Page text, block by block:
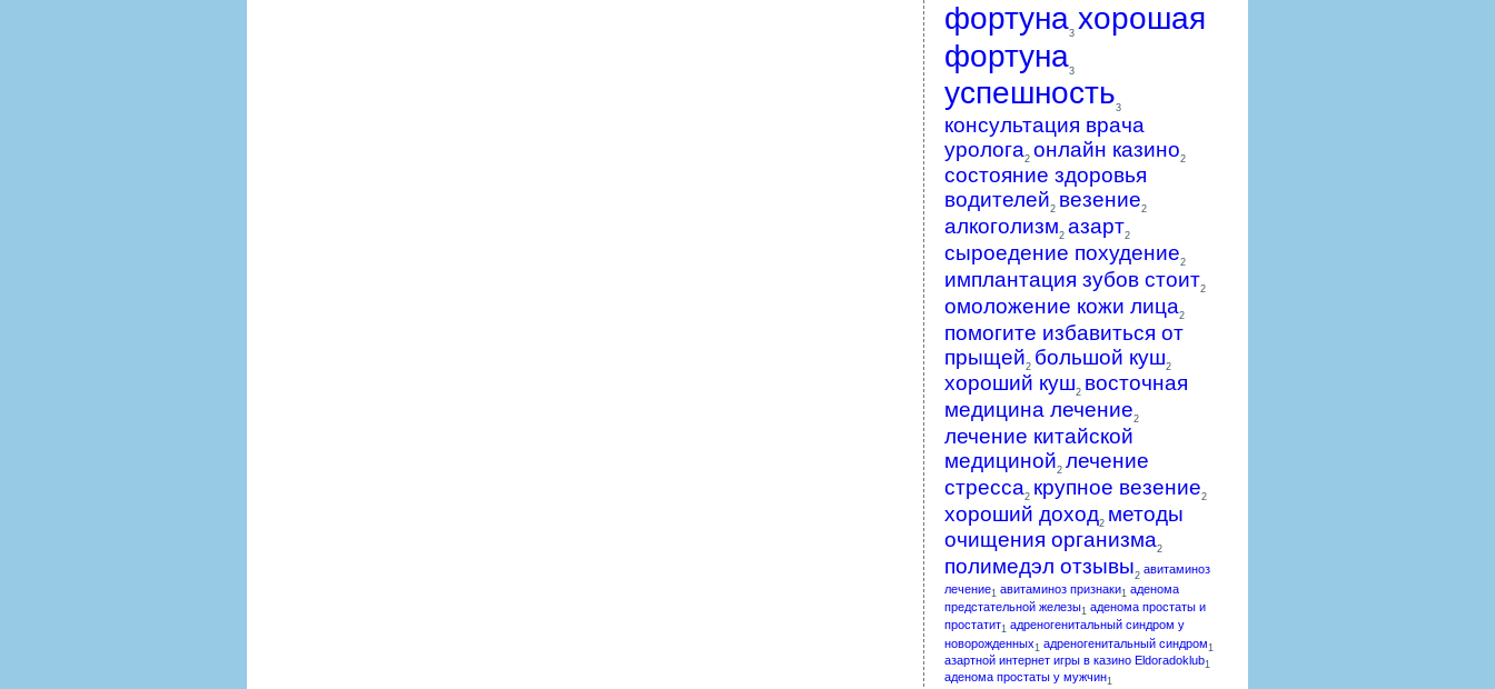
фортуна3 хорошая
фортуна3
успешность3
консультация врача
уролога2 онлайн казино2
состояние здоровья
водителей2 везение2
алкоголизм2 азарт2
сыроедение похудение2
имплантация зубов стоит2
омоложение кожи лица2
помогите избавиться от
прыщей2 большой куш2
хороший куш2 восточная
медицина лечение2
лечение китайской
медициной2 лечение
стресса2 крупное везение2
хороший доход2 методы
очищения организма2
полимедэл отзывы2 авитаминоз
лечение1 авитаминоз признаки1 аденома
предстательной железы1 аденома простаты и
простатит1 адреногенитальный синдром у
новорожденных 1 адреногенитальный синдром 1
азартной интернет игры в казино Eldoradoklub1
аденома простаты у мужчин1